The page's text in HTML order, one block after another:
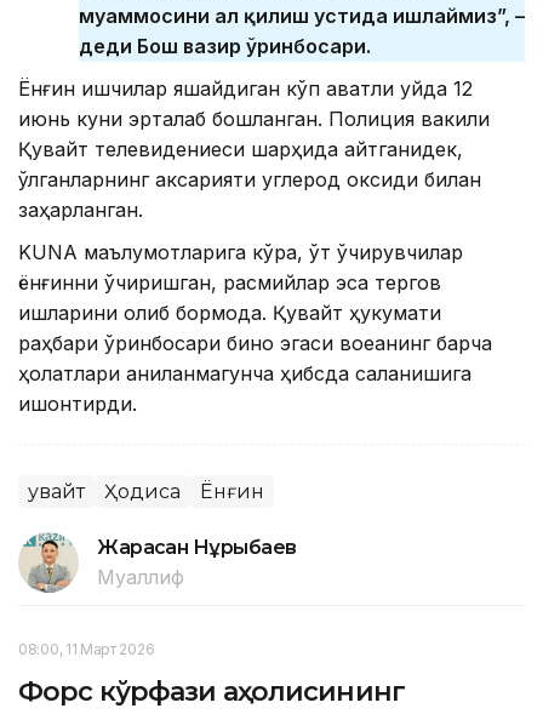
муаммосини ҳал қилиш устида ишлаймиз”, –
деди Бош вазир ўринбосари.
Ёнғин ишчилар яшайдиган кўп қаватли уйда 12
июнь куни эрталаб бошланган. Полиция вакили
Қувайт телевидениеси шарҳида айтганидек,
ўлганларнинг аксарияти углерод оксиди билан
заҳарланган.
KUNA маълумотларига кўра, ўт ўчирувчилар
ёнғинни ўчиришган, расмийлар эса тергов
ишларини олиб бормоқда. Қувайт ҳукумати
раҳбари ўринбосари бино эгаси воқеанинг барча
ҳолатлари аниқланмагунча ҳибсда сақланишига
ишонтирди.
Қувайт Ҳодиса Ёнғин
Жарасқан Нұрыбаев
Муаллиф
08:00, 11 Март 2026
Форс кўрфази аҳолисининг